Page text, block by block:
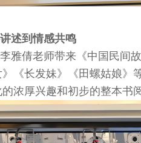
述到情感共鸣
雅倩老师带来《中国民间
《长发妹》《田螺姑娘》
浓厚兴趣和初步的整本书